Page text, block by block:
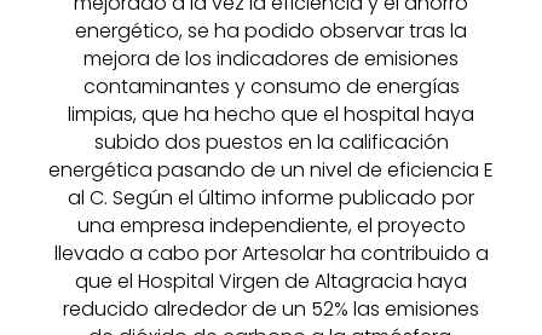
energético, se ha podido observar tras la
mejora de los indicadores de emisiones
contaminantes y consumo de energías
limpias, que ha hecho que el hospital haya
subido dos puestos en la calificación
energética pasando de un nivel de eficiencia E
al C. Según el último informe publicado por
una empresa independiente, el proyecto
llevado a cabo por Artesolar ha contribuido a
que el Hospital Virgen de Altagracia haya
reducido alrededor de un 52% las emisiones